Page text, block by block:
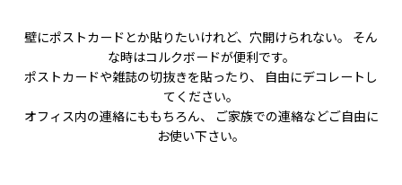
壁にポストカードとか貼りたいけれど、穴開けられない。 そん
な時はコルクボードが便利です。
ポストカードや雑誌の切抜きを貼ったり、 自由にデコレートし
てください。
オフィス内の連絡にももちろん、 ご家族での連絡などご自由に
お使い下さい。